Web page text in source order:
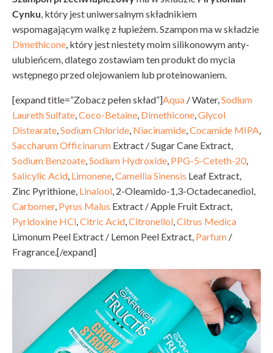
Cynku , który jest uniwersalnym składnikiem
wspomagającym walkę z łupieżem. Szampon ma w składzie
Dimethicone , który jest niestety moim silikonowym anty-
ulubieńcem, dlatego zostawiam ten produkt do mycia
wstępnego przed olejowaniem lub proteinowaniem.
[expand title=”Zobacz pełen skład”]Aqua / Water, Sodium
Laureth Sulfate Coco-Betaine Dimethicone Glycol
Distearate Sodium Chloride Niacinamide Cocamide MIPA
Saccharum Officinarum Extract / Sugar Cane Extract,
Sodium Benzoate Sodium Hydroxide PPG-5-Ceteth-20
Salicylic Acid Limonene Camellia Sinensis Leaf Extract,
Zinc Pyrithione, Linalool , 2-Oleamido-1,3-Octadecanediol,
Carbomer, Pyrus Malus Extract / Apple Fruit Extract,
Pyridoxine HCl Citric Acid Citronellol Citrus Medica
Limonum Peel Extract / Lemon Peel Extract, Parfum /
Fragrance.[/expand]